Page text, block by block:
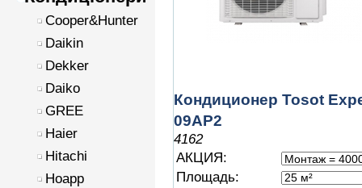
Cooper&Hunter
Daikin
Dekker
Daiko
GREE
Haier
Hitachi
Hoapp
Кондиционер Tosot
09AP2
4162
АКЦИЯ:
Площадь: